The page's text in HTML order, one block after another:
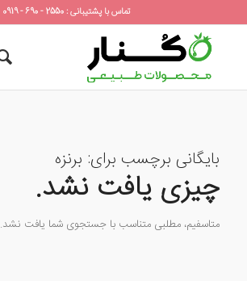
تماس با پشتیبانی : 2550 - 690 - 0919
بایگانی برچسب برای: برنزه
چیزی یافت نشد.
متاسفیم، مطلبی متناسب با جستجوی شما یافت نشد.